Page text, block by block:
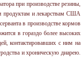
при производстве резины,
продуктам и лекарствам США
в производстве кормов
в гораздо более высоких
контактировавших с ним на
и хроническую диарею.